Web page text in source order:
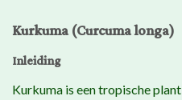
Kurkuma (Curcuma longa)
Inleiding
Kurkuma is een tropische